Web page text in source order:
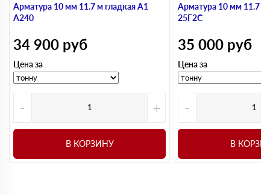
Арматура 10 мм 11.7 м гладкая А1
А240
34 900 руб
Цена за
- +
В КОРЗИНУ
Арматура 10 мм 11.7 м
25Г2С
35 000 руб
Цена за
-
В